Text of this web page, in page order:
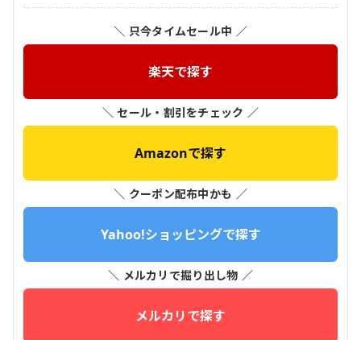
＼ 只今タイムセール中 ／
楽天で探す
＼ セール・割引をチェック ／
Amazonで探す
＼ クーポン配布中かも ／
Yahoo!ショッピングで探す
＼ メルカリで掘り出し物 ／
メルカリで探す